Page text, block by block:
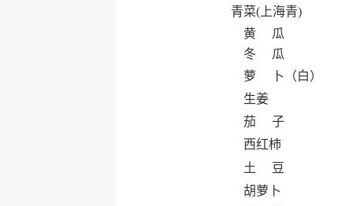
青菜(上海青)
黄 瓜
冬 瓜
萝 卜（白）
生姜
茄 子
西红柿
土 豆
胡萝卜